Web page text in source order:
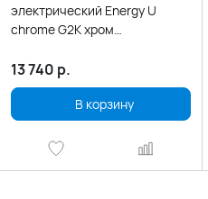
электрический Energy U
chrome G2K хром
13 740 р.
В корзину